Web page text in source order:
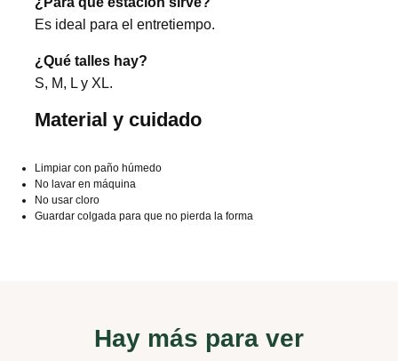
Es ideal para el entretiempo.
¿Qué talles hay?
S, M, L y XL.
Material y cuidado
Limpiar con paño húmedo
No lavar en máquina
No usar cloro
Guardar colgada para que no pierda la forma
Hay más para ver